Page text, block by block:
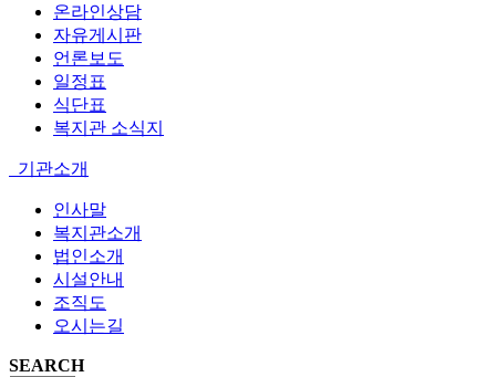
온라인상담
자유게시판
언론보도
일정표
식단표
복지관 소식지
기관소개
인사말
복지관소개
법인소개
시설안내
조직도
오시는길
SEARCH